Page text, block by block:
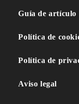
Guía de artículo
Política de
Política de
Aviso legal